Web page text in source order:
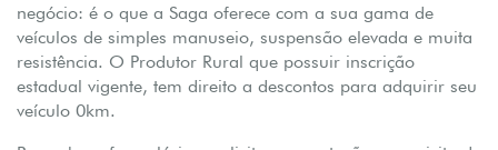
negócio: é o que a Saga oferece com a sua gama de
veículos de simples manuseio, suspensão elevada e muita
resistência. O Produtor Rural que possuir inscrição
estadual vigente, tem direito a descontos para adquirir seu
veículo 0km.